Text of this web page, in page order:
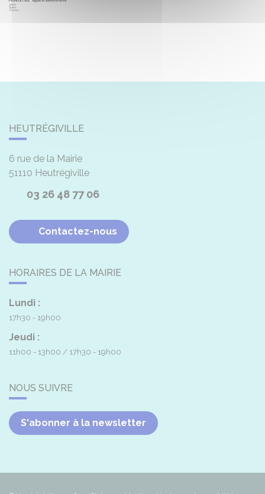
HEUTRÉGIVILLE
6 rue de la Mairie
51110 Heutrégiville
03 26 48 77 06
Contactez-nous
HORAIRES DE LA MAIRIE
Lundi :
17h30 - 19h00
Jeudi :
11h00 - 13h00 17h30 - 19h00
NOUS SUIVRE
S'abonner à la newsletter